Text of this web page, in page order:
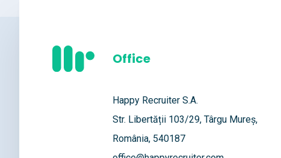
Office
Happy Recruiter S.A.
Str. Libertății 103/29, Târgu Mureș,
România, 540187